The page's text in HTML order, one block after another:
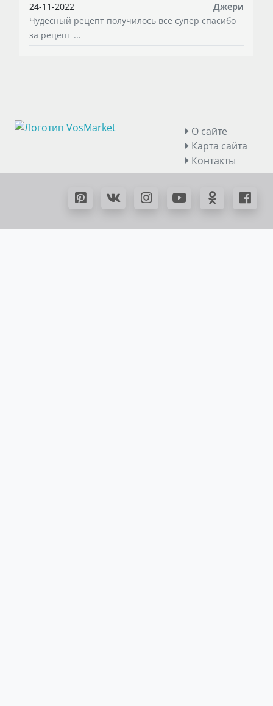
24-11-2022
Джери
Чудесный рецепт получилось все супер спасибо
за рецепт ...
О сайте
Карта сайта
Контакты